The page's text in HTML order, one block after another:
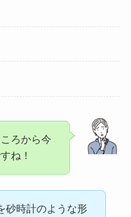
ろから今
ね！
砂時計のような形